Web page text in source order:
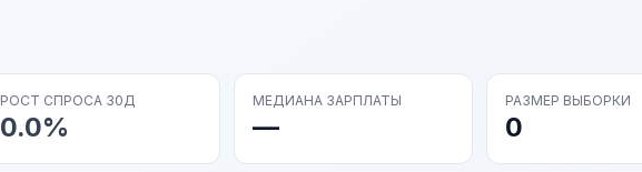
РОСТ СПРОСА 30Д
0.0%
МЕДИАНА ЗАРПЛАТЫ
—
РАЗМЕР ВЫБОРКИ
0